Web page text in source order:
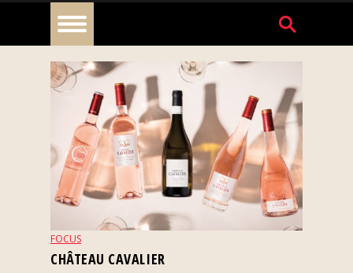
À
la
Reportages
Nos
événements
Spiritueux
FOCUS
CHÂTEAU CAVALIER